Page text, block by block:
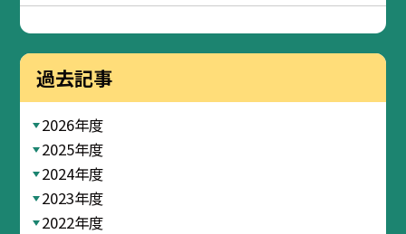
過去記事
2026年度
2025年度
2024年度
2023年度
2022年度